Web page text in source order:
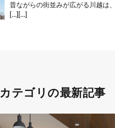
昔ながらの街並みが広がる川越は
[…][…]
カテゴリの最新記事